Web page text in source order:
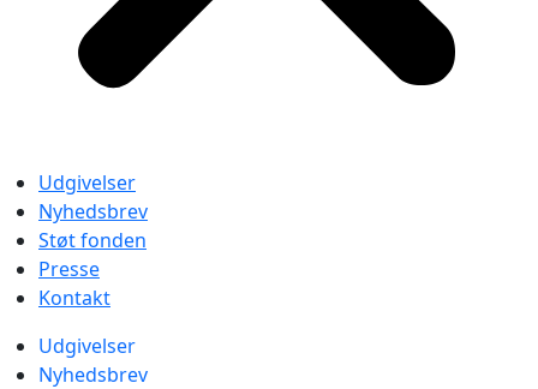
Udgivelser
Nyhedsbrev
Støt fonden
Presse
Kontakt
Udgivelser
Nyhedsbrev